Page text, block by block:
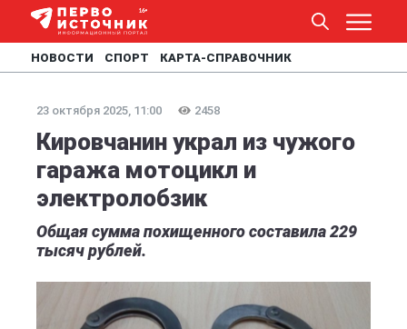
НОВОСТИ СПОРТ КАРТА-СПРАВОЧНИК
23 октября 2025, 11:00 2458
Кировчанин украл из чужого
гаража мотоцикл и
электролобзик
Общая сумма похищенного составила 229
тысяч рублей.